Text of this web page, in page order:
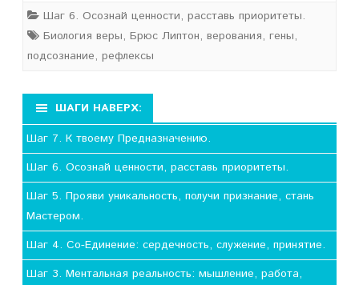
Шаг 6. Осознай ценности, расставь приоритеты.
Биология веры, Брюс Липтон, верования, гены,
подсознание, рефлексы
ШАГИ НАВЕРХ:
Шаг 7. К твоему Предназначению.
Шаг 6. Осознай ценности, расставь приоритеты.
Шаг 5. Прояви уникальность, получи признание, стань
Мастером.
Шаг 4. Со-Единение: сердечность, служение, принятие.
Шаг 3. Ментальная реальность: мышление, работа,